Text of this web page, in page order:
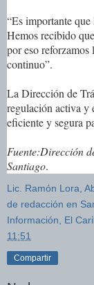
“Es importante
Hemos recibido
por eso
continuo”.
La Dirección de
regulación activa y
eficiente y segura
Fuente:Dirección
Santiago.
Lic. Ramón Lora,
de redacción en
Información, El
11:51
Compartir